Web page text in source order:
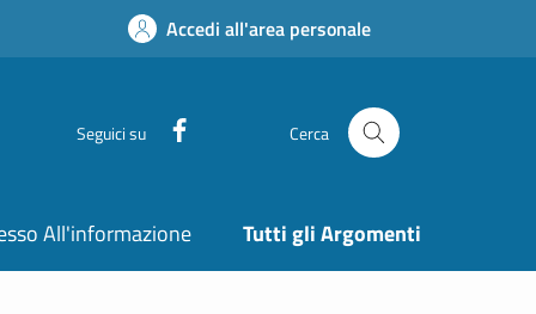
Accedi all'area personale
Seguici su Cerca
All'informazione Tutti gli Argomenti